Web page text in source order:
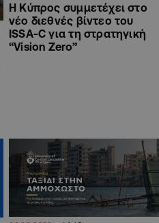
Η Κύπρος συμμετέχει στο
νέο διεθνές βίντεο του
ISSA-C για τη στρατηγική
“Vision Zero”